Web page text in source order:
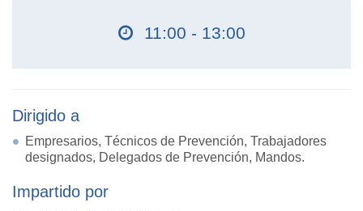
11:00 - 13:00
Dirigido a
Empresarios, Técnicos de Prevención, Trabajadores
designados, Delegados de Prevención, Mandos.
Impartido por